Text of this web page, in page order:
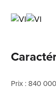
Prix : 840